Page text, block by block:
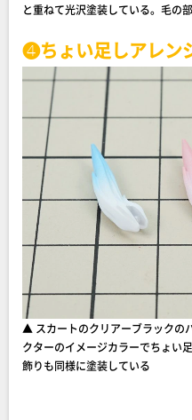
と重ねて光沢塗装している。毛の
❹ちょい足しアレン
▲ スカートのクリアーブラックの
クターのイメージカラーでちょい
飾りも同様に塗装している